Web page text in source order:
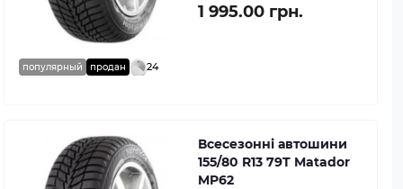
популярный продан 24
1 995.00 грн.
Всесезонні автошини
155/80 R13 79T Matador
MP62